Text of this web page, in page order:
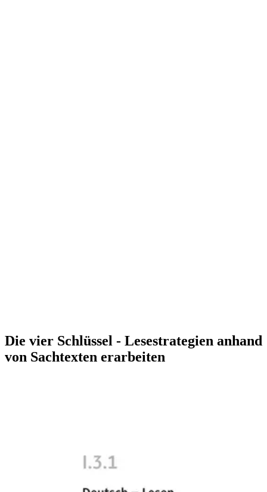
Die vier Schlüssel - Lesestrategien anhand
von Sachtexten erarbeiten